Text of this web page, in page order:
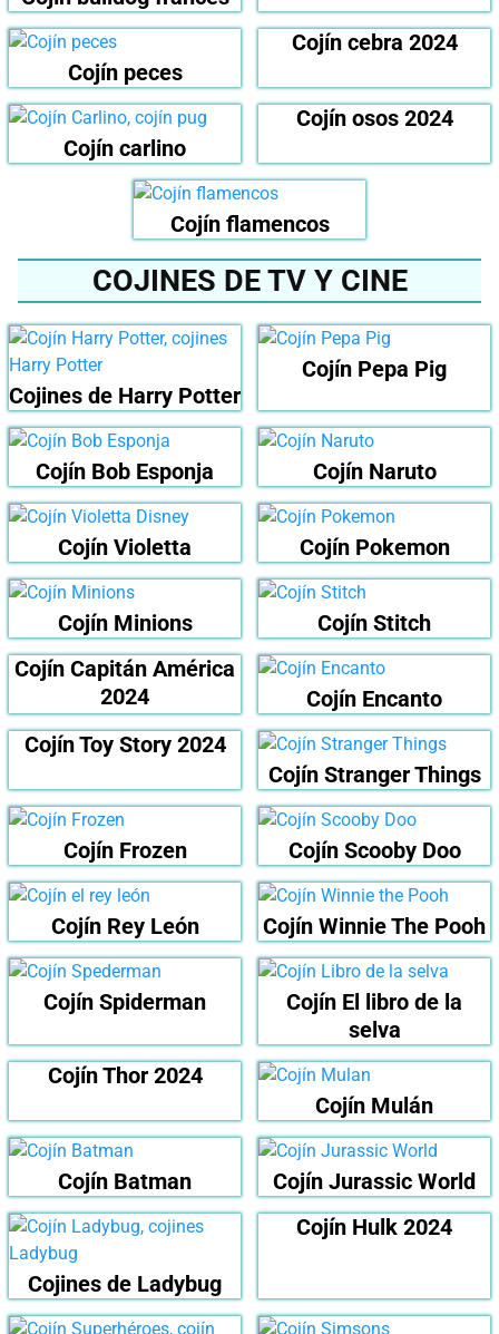
Cojín peces
Cojín cebra 2024
Cojín carlino
Cojín osos 2024
Cojín flamencos
COJINES DE TV Y CINE
Cojines de Harry Potter
Cojín Pepa Pig
Cojín Bob Esponja Cojín Naruto
Cojín Violetta Cojín Pokemon
Cojín Minions
Cojín Stitch
Cojín Capitán América
2024
Cojín Encanto
Cojín Toy Story 2024
Cojín Stranger Things
Cojín Frozen Cojín Scooby Doo
Cojín Rey León Cojín Winnie The Pooh
Cojín Spiderman
Cojín El libro de la
selva
Cojín Thor 2024
Cojín Mulán
Cojín Batman Cojín Jurassic World
Cojines de Ladybug
Cojín Hulk 2024